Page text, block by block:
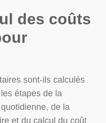
des coûts
sont-ils calculés
étapes de la
de la
et du calcul du coût